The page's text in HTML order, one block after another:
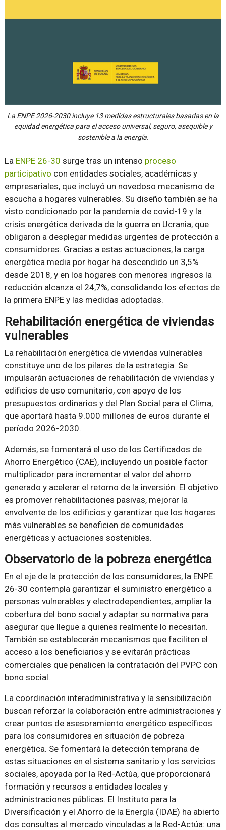
La ENPE 2026-2030 incluye 13 medidas estructurales basadas en la
equidad energética para el acceso universal, seguro, asequible y
sostenible a la energía.
La ENPE 26-30 surge tras un intenso proceso
participativo con entidades sociales, académicas y
empresariales, que incluyó un novedoso mecanismo de
escucha a hogares vulnerables. Su diseño también se ha
visto condicionado por la pandemia de covid-19 y la
crisis energética derivada de la guerra en Ucrania, que
obligaron a desplegar medidas urgentes de protección a
consumidores. Gracias a estas actuaciones, la carga
energética media por hogar ha descendido un 3,5%
desde 2018, y en los hogares con menores ingresos la
reducción alcanza el 24,7%, consolidando los efectos de
la primera ENPE y las medidas adoptadas.
Rehabilitación energética de viviendas
vulnerables
La rehabilitación energética de viviendas vulnerables
constituye uno de los pilares de la estrategia. Se
impulsarán actuaciones de rehabilitación de viviendas y
edificios de uso comunitario, con apoyo de los
presupuestos ordinarios y del Plan Social para el Clima,
que aportará hasta 9.000 millones de euros durante el
período 2026-2030.
Además, se fomentará el uso de los Certificados de
Ahorro Energético (CAE), incluyendo un posible factor
multiplicador para incrementar el valor del ahorro
generado y acelerar el retorno de la inversión. El objetivo
es promover rehabilitaciones pasivas, mejorar la
envolvente de los edificios y garantizar que los hogares
más vulnerables se beneficien de comunidades
energéticas y actuaciones sostenibles.
Observatorio de la pobreza energética
En el eje de la protección de los consumidores, la ENPE
26-30 contempla garantizar el suministro energético a
personas vulnerables y electrodependientes, ampliar la
cobertura del bono social y adaptar su normativa para
asegurar que llegue a quienes realmente lo necesitan.
También se establecerán mecanismos que faciliten el
acceso a los beneficiarios y se evitarán prácticas
comerciales que penalicen la contratación del PVPC con
bono social.
La coordinación interadministrativa y la sensibilización
buscan reforzar la colaboración entre administraciones y
crear puntos de asesoramiento energético específicos
para los consumidores en situación de pobreza
energética. Se fomentará la detección temprana de
estas situaciones en el sistema sanitario y los servicios
sociales, apoyada por la Red-Actúa, que proporcionará
formación y recursos a entidades locales y
administraciones públicas. El Instituto para la
Diversificación y el Ahorro de la Energía (IDAE) ha abierto
dos consultas al mercado vinculadas a la Red-Actúa: una